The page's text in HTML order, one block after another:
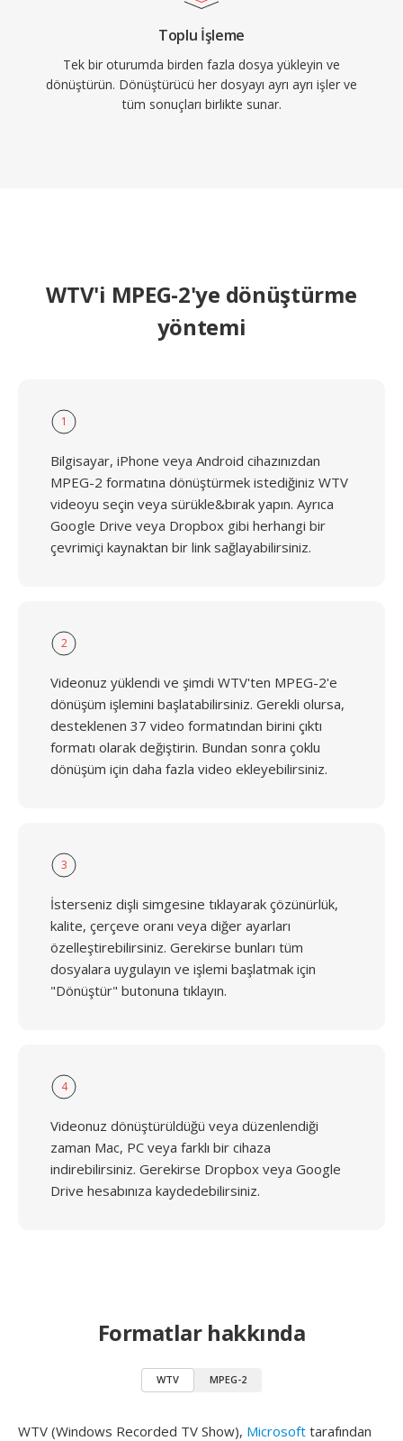
Toplu İşleme
Tek bir oturumda birden fazla dosya yükleyin ve
dönüştürün. Dönüştürücü her dosyayı ayrı ayrı işler ve
tüm sonuçları birlikte sunar.
WTV'i MPEG-2'ye dönüştürme
yöntemi
1
Bilgisayar, iPhone veya Android cihazınızdan
MPEG-2 formatına dönüştürmek istediğiniz WTV
videoyu seçin veya sürükle&bırak yapın. Ayrıca
Google Drive veya Dropbox gibi herhangi bir
çevrimiçi kaynaktan bir link sağlayabilirsiniz.
2
Videonuz yüklendi ve şimdi WTV'ten MPEG-2'e
dönüşüm işlemini başlatabilirsiniz. Gerekli olursa,
desteklenen 37 video formatından birini çıktı
formatı olarak değiştirin. Bundan sonra çoklu
dönüşüm için daha fazla video ekleyebilirsiniz.
3
İsterseniz dişli simgesine tıklayarak çözünürlük,
kalite, çerçeve oranı veya diğer ayarları
özelleştirebilirsiniz. Gerekirse bunları tüm
dosyalara uygulayın ve işlemi başlatmak için
"Dönüştür" butonuna tıklayın.
4
Videonuz dönüştürüldüğü veya düzenlendiği
zaman Mac, PC veya farklı bir cihaza
indirebilirsiniz. Gerekirse Dropbox veya Google
Drive hesabınıza kaydedebilirsiniz.
Formatlar hakkında
WTV MPEG-2
WTV (Windows Recorded TV Show), Microsoft tarafından